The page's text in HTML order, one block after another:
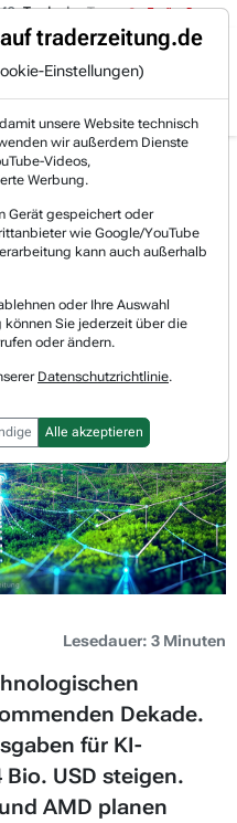
Trading-Room
Trade des Tages 06.08.
Artikel lesen.
Jetzt anmelden!
News
im KI-Investition...
Watchlist
Gewinner
Lesedauer: 3 Minuten
Dekade.
für KI-
USD steigen.
AMD planen
traderzeitung.de
Einstellungen)
unsere Website technisch
wir außerdem Dienste
Videos,
Werbung.
Gerät gespeichert oder
wie Google/YouTube
kann auch außerhalb
oder Ihre Auswahl
Sie jederzeit über die
oder ändern.
Datenschutzrichtlinie.
Alle akzeptieren